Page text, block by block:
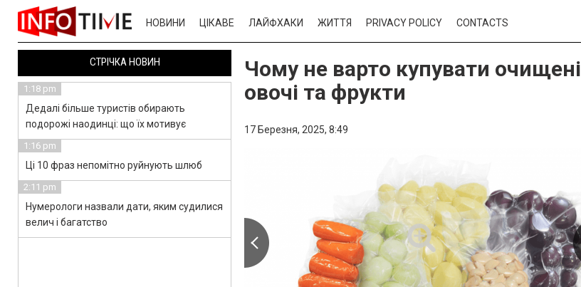
НОВИНИ ЦІКАВЕ ЛАЙФХАКИ ЖИТТЯ PRIVACY POLICY CONTACTS
Чому не варто купувати очищені
овочі та фрукти
17 Березня, 2025, 8:49
СТРІЧКА НОВИН
1:18 pm
Дедалі більше туристів обирають
подорожі наодинці: що їх мотивує
1:16 pm
Ці 10 фраз непомітно руйнують шлюб
2:11 pm
Нумерологи назвали дати, яким судилися
велич і багатство